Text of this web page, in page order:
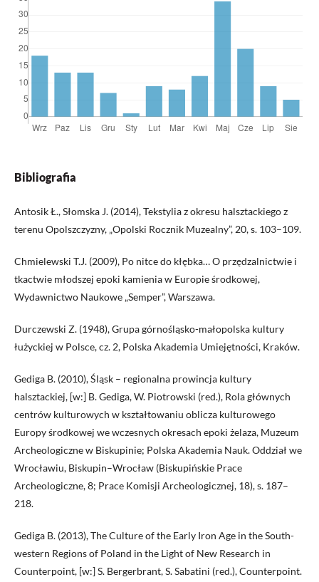
Bibliografia
Antosik Ł., Słomska J. (2014), Tekstylia z okresu halsztackiego z
terenu Opolszczyzny, „Opolski Rocznik Muzealny”, 20, s. 103–109.
Chmielewski T.J. (2009), Po nitce do kłębka… O przędzalnictwie i
tkactwie młodszej epoki kamienia w Europie środkowej,
Wydawnictwo Naukowe „Semper”, Warszawa.
Durczewski Z. (1948), Grupa górnośląsko-małopolska kultury
łużyckiej w Polsce, cz. 2, Polska Akademia Umiejętności, Kraków.
Gediga B. (2010), Śląsk – regionalna prowincja kultury
halsztackiej, [w:] B. Gediga, W. Piotrowski (red.), Rola głównych
centrów kulturowych w kształtowaniu oblicza kulturowego
Europy środkowej we wczesnych okresach epoki żelaza, Muzeum
Archeologiczne w Biskupinie; Polska Akademia Nauk. Oddział we
Wrocławiu, Biskupin–Wrocław (Biskupińskie Prace
Archeologiczne, 8; Prace Komisji Archeologicznej, 18), s. 187–
218.
Gediga B. (2013), The Culture of the Early Iron Age in the South-
western Regions of Poland in the Light of New Research in
Counterpoint, [w:] S. Bergerbrant, S. Sabatini (red.), Counterpoint.